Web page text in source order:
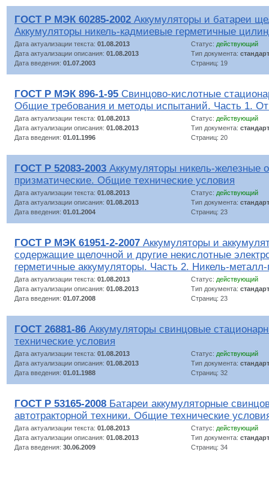
ГОСТ Р МЭК 60285-2002 Аккумуляторы и батареи
Аккумуляторы никель-кадмиевые герметичные
Дата актуализации текста: 01.08.2013 Статус: действующий
Дата актуализации описания: 01.08.2013 Тип документа: стандарт
Дата введения: 01.07.2003 Страниц: 19
ГОСТ Р МЭК 896-1-95 Свинцово-кислотные
Общие требования и методы испытаний. Часть 1.
Дата актуализации текста: 01.08.2013 Статус: действующий
Дата актуализации описания: 01.08.2013 Тип документа: стандарт
Дата введения: 01.01.1996 Страниц: 20
ГОСТ Р 52083-2003 Аккумуляторы никель-железные
призматические. Общие технические условия
Дата актуализации текста: 01.08.2013 Статус: действующий
Дата актуализации описания: 01.08.2013 Тип документа: стандарт
Дата введения: 01.01.2004 Страниц: 23
ГОСТ Р МЭК 61951-2-2007 Аккумуляторы и
содержащие щелочной и другие некислотные
герметичные аккумуляторы. Часть 2. Никель-
Дата актуализации текста: 01.08.2013 Статус: действующий
Дата актуализации описания: 01.08.2013 Тип документа: стандарт
Дата введения: 01.07.2008 Страниц: 23
ГОСТ 26881-86 Аккумуляторы свинцовые
технические условия
Дата актуализации текста: 01.08.2013 Статус: действующий
Дата актуализации описания: 01.08.2013 Тип документа: стандарт
Дата введения: 01.01.1988 Страниц: 32
ГОСТ Р 53165-2008 Батареи аккумуляторные
автотракторной техники. Общие технические
Дата актуализации текста: 01.08.2013 Статус: действующий
Дата актуализации описания: 01.08.2013 Тип документа: стандарт
Дата введения: 30.06.2009 Страниц: 34